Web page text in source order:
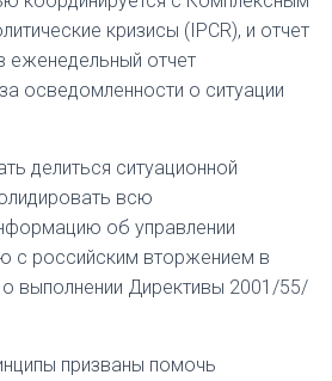
кризисы (IPCR), и отчет
еженедельный отчет
осведомленности о ситуации
делиться ситуационной
всю
об управлении
с российским вторжением в
о выполнении Директивы 2001/55/
призваны помочь